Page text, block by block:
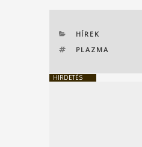
KATEGÓRIÁK
HÍREK
CÍMKÉK
PLAZMA
HIRDETÉS